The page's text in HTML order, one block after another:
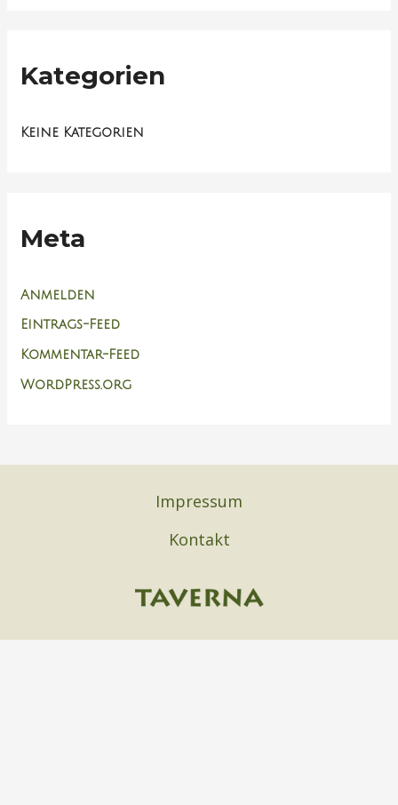
Kategorien
Keine Kategorien
Meta
Anmelden
Eintrags-Feed
Kommentar-Feed
WordPress.org
Impressum
Kontakt